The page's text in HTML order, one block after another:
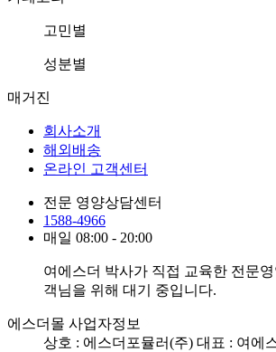
고민별
성분별
매거진
회사소개
해외배송
온라인 고객센터
전문 영양상담센터
1588-4966
매일 08:00 - 20:00
여에스더 박사가 직접 교육한 전문
객님을 위해 대기 중입니다.
에스더몰 사업자정보
상호 : 에스더포뮬러(주) 대표 : 여에